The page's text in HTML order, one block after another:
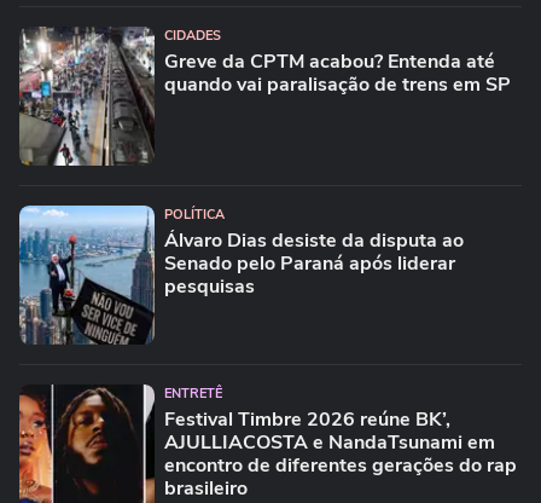
CIDADES
Greve da CPTM acabou? Entenda até
quando vai paralisação de trens em SP
POLÍTICA
Álvaro Dias desiste da disputa ao
Senado pelo Paraná após liderar
pesquisas
ENTRETÊ
Festival Timbre 2026 reúne BK’,
AJULLIACOSTA e NandaTsunami em
encontro de diferentes gerações do rap
brasileiro